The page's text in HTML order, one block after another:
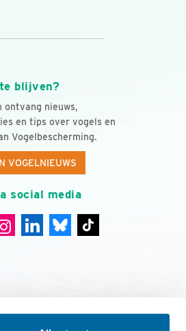
blijven?
ontvang nieuws,
en tips over vogels en
Vogelbescherming.
VOGELNIEUWS
social media